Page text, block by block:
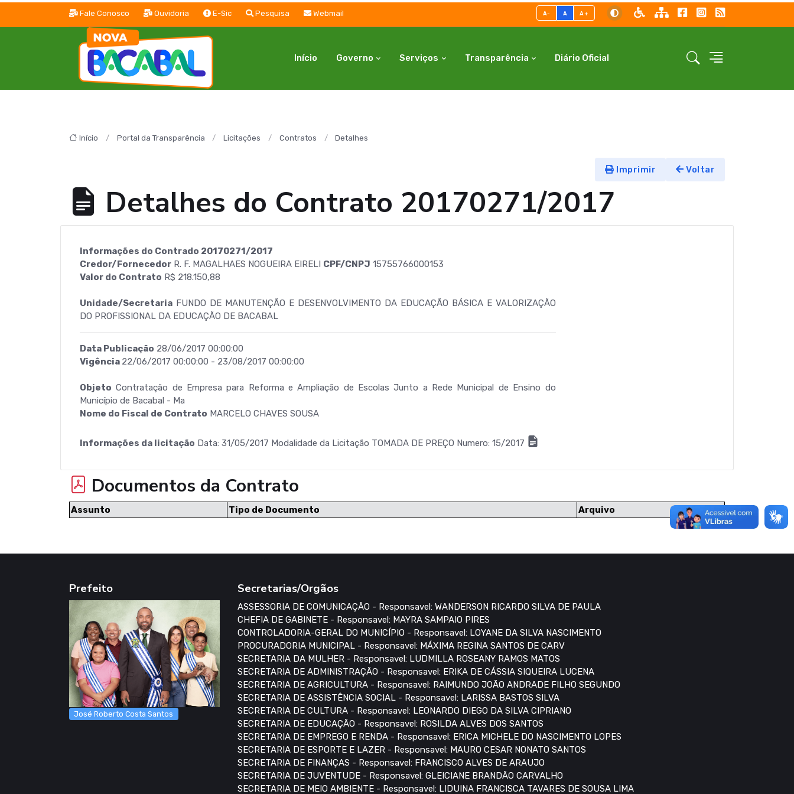
Fale Conosco Ouvidoria E-Sic Pesquisa Webmail A- A A+
Início Governo Serviços Transparência Diário Oficial
Início Portal da Transparência Licitações Contratos Detalhes
Voltar
Imprimir
Detalhes do Contrato 20170271/2017
Informações do Contrado 20170271/2017
Credor/Fornecedor R. F. MAGALHAES NOGUEIRA EIRELI CPF/CNPJ 15755766000153
Valor do Contrato R$ 218.150,88
Unidade/Secretaria FUNDO DE MANUTENÇÃO E DESENVOLVIMENTO DA EDUCAÇÃO BÁSICA E VALORIZAÇÃO
DO PROFISSIONAL DA EDUCAÇÃO DE BACABAL
Data Publicação 28/06/2017 00:00:00
Vigência 22/06/2017 00:00:00 - 23/08/2017 00:00:00
Objeto Contratação de Empresa para Reforma e Ampliação de Escolas Junto a Rede Municipal de Ensino do
Município de Bacabal - Ma
Nome do Fiscal de Contrato MARCELO CHAVES SOUSA
Informações da licitação Data: 31/05/2017 Modalidade da Licitação TOMADA DE PREÇO Numero: 15/2017
Documentos da Contrato
Assunto Tipo de Documento Arquivo
Prefeito
José Roberto Costa Santos
Secretarias/Orgãos
ASSESSORIA DE COMUNICAÇÃO - Responsavel: WANDERSON RICARDO SILVA DE PAULA
CHEFIA DE GABINETE - Responsavel: MAYRA SAMPAIO PIRES
CONTROLADORIA-GERAL DO MUNICÍPIO - Responsavel: LOYANE DA SILVA NASCIMENTO
PROCURADORIA MUNICIPAL - Responsavel: MÁXIMA REGINA SANTOS DE CARV
SECRETARIA DA MULHER - Responsavel: LUDMILLA ROSEANY RAMOS MATOS
SECRETARIA DE ADMINISTRAÇÃO - Responsavel: ERIKA DE CÁSSIA SIQUEIRA LUCENA
SECRETARIA DE AGRICULTURA - Responsavel: RAIMUNDO JOÃO ANDRADE FILHO SEGUNDO
SECRETARIA DE ASSISTÊNCIA SOCIAL - Responsavel: LARISSA BASTOS SILVA
SECRETARIA DE CULTURA - Responsavel: LEONARDO DIEGO DA SILVA CIPRIANO
SECRETARIA DE EDUCAÇÃO - Responsavel: ROSILDA ALVES DOS SANTOS
SECRETARIA DE EMPREGO E RENDA - Responsavel: ERICA MICHELE DO NASCIMENTO LOPES
SECRETARIA DE ESPORTE E LAZER - Responsavel: MAURO CESAR NONATO SANTOS
SECRETARIA DE FINANÇAS - Responsavel: FRANCISCO ALVES DE ARAUJO
SECRETARIA DE JUVENTUDE - Responsavel: GLEICIANE BRANDÃO CARVALHO
SECRETARIA DE MEIO AMBIENTE - Responsavel: LIDUINA FRANCISCA TAVARES DE SOUSA LIMA